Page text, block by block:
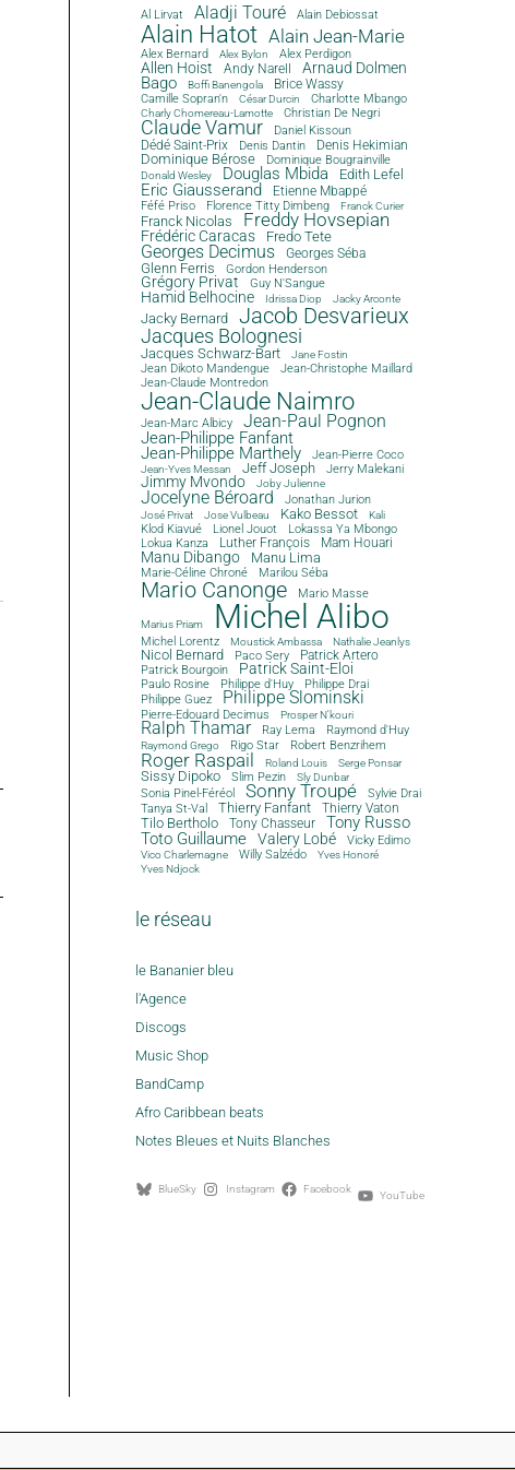
Al Lirvat Aladji Touré Alain Debiossat
Alain Hatot Alain Jean-Marie
Alex Bernard Alex Bylon Alex Perdigon
Allen Hoist Andy Narell Arnaud Dolmen
Bago Boffi Banengola
Brice Wassy
Camille Sopran'n
César Durcin Charlotte Mbango
Charly Chomereau-Lamotte Christian De Negri
Claude Vamur Daniel Kissoun
Dédé Saint-Prix Denis Dantin Denis Hekimian
Dominique Bérose Dominique Bougrainville
Donald Wesley Douglas Mbida Edith Lefel
Eric Giausserand Etienne Mbappé
Féfé Priso Florence Titty Dimbeng Franck Curier
Franck Nicolas Freddy Hovsepian
Frédéric Caracas Fredo Tete
Georges Decimus Georges Séba
Glenn Ferris Gordon Henderson
Grégory Privat Guy N'Sangue
Hamid Belhocine Idrissa Diop Jacky Arconte
Jacky Bernard Jacob Desvarieux
Jacques Bolognesi
Jacques Schwarz-Bart Jane Fostin
Jean Dikoto Mandengue
Jean-Christophe Maillard
Jean-Claude Montredon
Jean-Claude Naimro
Jean-Marc Albicy Jean-Paul Pognon
Jean-Philippe Fanfant
Jean-Philippe Marthely Jean-Pierre Coco
Jean-Yves Messan Jeff Joseph Jerry Malekani
Jimmy Mvondo Joby Julienne
Jocelyne Béroard Jonathan Jurion
José Privat Jose Vulbeau Kako Bessot Kali
Klod Kiavué Lionel Jouot
Lokassa Ya Mbongo
Lokua Kanza
Luther François Mam Houari
Manu Dibango Manu Lima
Marie-Céline Chroné Marilou Séba
Mario Canonge Mario Masse
Marius Priam Michel Alibo
Michel Lorentz Moustick Ambassa Nathalie Jeanlys
Nicol Bernard Paco Sery
Patrick Artero
Patrick Bourgoin
Patrick Saint-Eloi
Paulo Rosine Philippe d'Huy
Philippe Drai
Philippe Guez
Philippe Slominski
Pierre-Edouard Decimus Prosper N'kouri
Ralph Thamar Ray Lema Raymond d'Huy
Raymond Grego Rigo Star Robert Benzrihem
Roger Raspail Roland Louis Serge Ponsar
Sissy Dipoko Slim Pezin Sly Dunbar
Sonia Pinel-Féréol Sonny Troupé Sylvie Drai
Tanya St-Val Thierry Fanfant Thierry Vaton
Tilo Bertholo Tony Chasseur
Tony Russo
Toto Guillaume
Valery Lobé Vicky Edimo
Vico Charlemagne Willy Salzédo
Yves Honoré
Yves Ndjock
le réseau
le Bananier bleu
l'Agence
Discogs
Music Shop
BandCamp
Afro Caribbean beats
Notes Bleues et Nuits Blanches
BlueSky Instagram Facebook YouTube